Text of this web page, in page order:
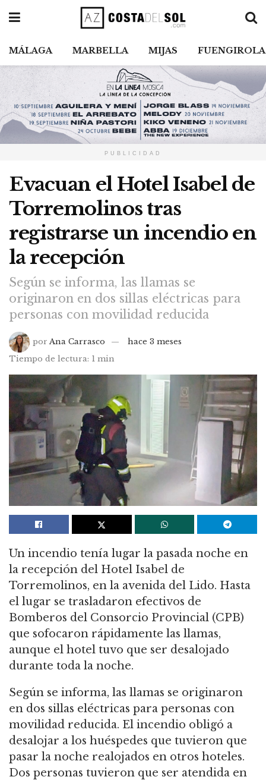
MÁLAGA MARBELLA MIJAS FUENGIROLA
PUBLICIDAD
Evacuan el Hotel Isabel de
Torremolinos tras
registrarse un incendio en
la recepción
Según se informa, las llamas se
originaron en dos sillas eléctricas para
personas con movilidad reducida
por Ana Carrasco
hace 3 meses
Tiempo de lectura: 1 min
Un incendio tenía lugar la pasada noche en
la recepción del Hotel Isabel de
Torremolinos, en la avenida del Lido. Hasta
el lugar se trasladaron efectivos de
Bomberos del Consorcio Provincial (CPB)
que sofocaron rápidamente las llamas,
aunque el hotel tuvo que ser desalojado
durante toda la noche.
Según se informa, las llamas se originaron
en dos sillas eléctricas para personas con
movilidad reducida. El incendio obligó a
desalojar a los huéspedes que tuvieron que
pasar la noche realojados en otros hoteles.
Dos personas tuvieron que ser atendida en